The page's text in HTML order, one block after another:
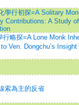
學行初探=A Solitary
Contributions: A Study
略探=A Lone Monk
Ven. Dongchu’s
索為主的反省